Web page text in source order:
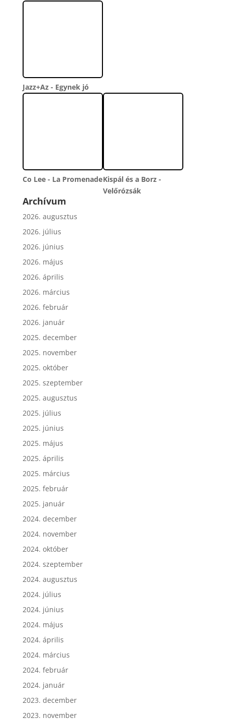
Jazz+Az - Egynek jó
Co Lee - La PromenadeKispál és a Borz -
Velőrózsák
Archívum
2026. augusztus
2026. július
2026. június
2026. május
2026. április
2026. március
2026. február
2026. január
2025. december
2025. november
2025. október
2025. szeptember
2025. augusztus
2025. július
2025. június
2025. május
2025. április
2025. március
2025. február
2025. január
2024. december
2024. november
2024. október
2024. szeptember
2024. augusztus
2024. július
2024. június
2024. május
2024. április
2024. március
2024. február
2024. január
2023. december
2023. november